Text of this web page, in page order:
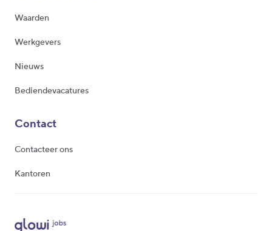
Waarden
Werkgevers
Nieuws
Bediendevacatures
Contact
Contacteer ons
Kantoren